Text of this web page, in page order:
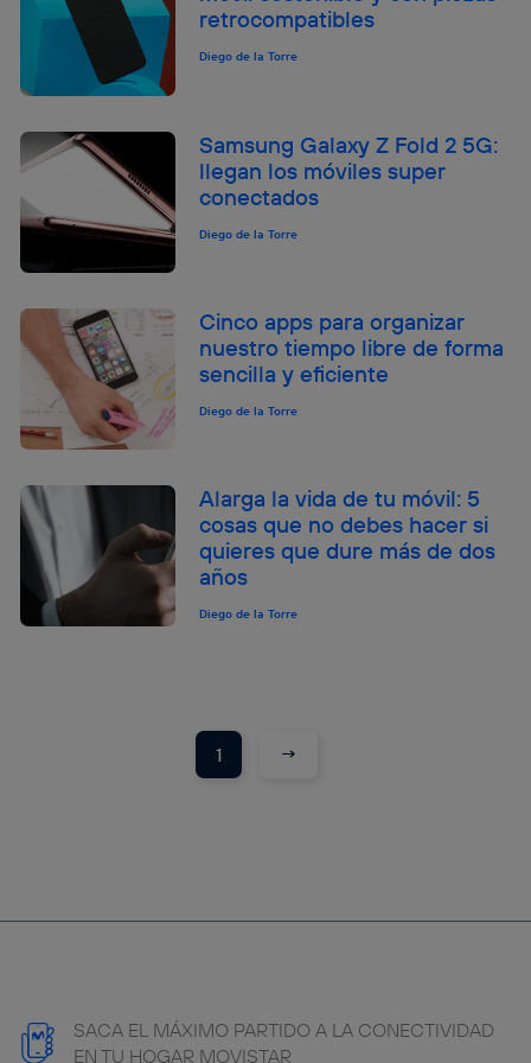
retrocompatibles
Diego de la Torre
Samsung Galaxy Z Fold 2 5G:
llegan los móviles super
conectados
Diego de la Torre
Cinco apps para organizar
nuestro tiempo libre de forma
sencilla y eficiente
Diego de la Torre
Alarga la vida de tu móvil: 5
cosas que no debes hacer si
quieres que dure más de dos
años
Diego de la Torre
1 →
SACA EL MÁXIMO PARTIDO A LA CONECTIVIDAD
EN TU HOGAR MOVISTAR
el marketing o análisis se realizará en función de las
actividades de navegación de los miembros del hogar
que hayan dado su consentimiento.
Si utilizasdatos móviles
navegación del usuario del móvil.
Puedes gestionar los consentimientos Utiq seleccionando
“Administrar Utiq” en la parte inferior de esta página web o
visitando el
portal de privacidad de Utiq
(“consenthub”). Para más información, consulta
política de privacidad de Utiq